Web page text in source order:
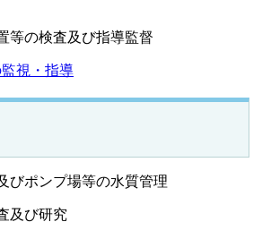
等の検査及び指導監督
視・指導
びポンプ場等の水質管理
及び研究